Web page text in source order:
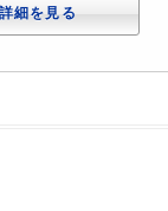
細を見る